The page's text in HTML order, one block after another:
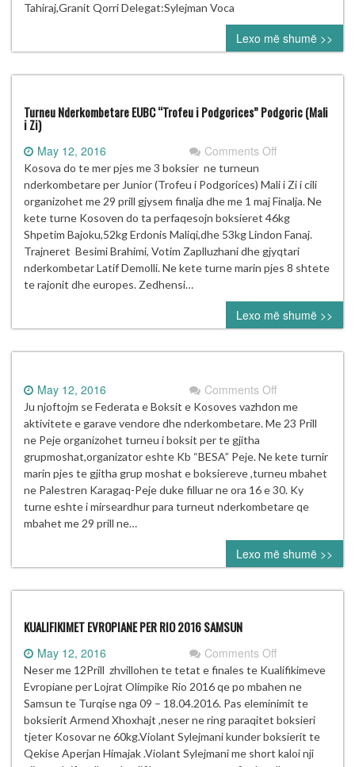
Tahiraj,Granit Qorri Delegat:Sylejman Voca
Lexo më shumë >>
Turneu Nderkombetare EUBC “Trofeu i Podgorices” Podgoric (Mali
i Zi)
May 12, 2016 Comments Offon
Nderkombetare
EUBC
“Trofeu
i
Podgorices”
Podgoric
i
Zi)
Kosova do te mer pjes me 3 boksier ne turneun
nderkombetare per Junior (Trofeu i Podgorices) Mali i Zi i cili
organizohet me 29 prill gjysem finalja dhe me 1 maj Finalja. Ne
kete turne Kosoven do ta perfaqesojn boksieret 46kg
Shpetim Bajoku,52kg Erdonis Maliqi,dhe 53kg Lindon Fanaj.
Trajneret Besimi Brahimi, Votim Zaplluzhani dhe gjyqtari
nderkombetar Latif Demolli. Ne kete turne marin pjes 8 shtete
te rajonit dhe europes. Zedhensi…
Lexo më shumë >>
May 12, 2016 Comments Offon
Ju njoftojm se Federata e Boksit e Kosoves vazhdon me
aktivitete e garave vendore dhe nderkombetare. Me 23 Prill
ne Peje organizohet turneu i boksit per te gjitha
grupmoshat,organizator eshte Kb “BESA” Peje. Ne kete turnir
marin pjes te gjitha grup moshat e boksiereve ,turneu mbahet
ne Palestren Karagaq-Peje duke filluar ne ora 16 e 30. Ky
turne eshte i mirseardhur para turneut nderkombetare qe
mbahet me 29 prill ne…
Lexo më shumë >>
KUALIFIKIMET EVROPIANE PER RIO 2016 SAMSUN
May 12, 2016 Comments Offon
KUALIFIKIMET
EVROPIANE
PER
RIO
2016
SAMSUN
Neser me 12Prill zhvillohen te tetat e finales te Kualifikimeve
Evropiane per Lojrat Olimpike Rio 2016 qe po mbahen ne
Samsun te Turqise nga 09 – 18.04.2016. Pas eleminimit te
boksierit Armend Xhoxhajt ,neser ne ring paraqitet boksieri
tjeter Kosovar ne 60kg.Violant Sylejmani kunder boksierit te
Qekise Aperjan Himajak .Violant Sylejmani me short kaloi nji